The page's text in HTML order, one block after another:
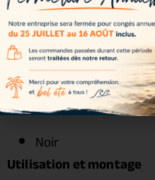
Joints spy : inclus
Entretoises : incluses
Visserie : incluse
Couleurs disponibles
Couleur incluse dans le kit :
Noir
Utilisation et montage